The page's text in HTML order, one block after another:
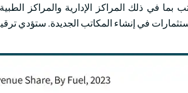
بما في ذلك المراكز الإدارية والمراكز
في إنشاء المكاتب الجديدة. ستؤدي